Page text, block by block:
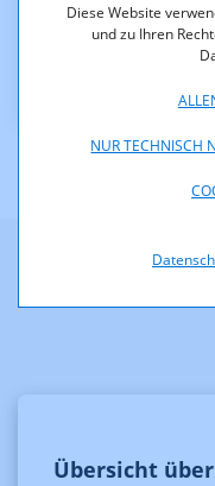
Diese Website
und zu Ihren
NUR TECHNISCH
F-3-
Übersicht über